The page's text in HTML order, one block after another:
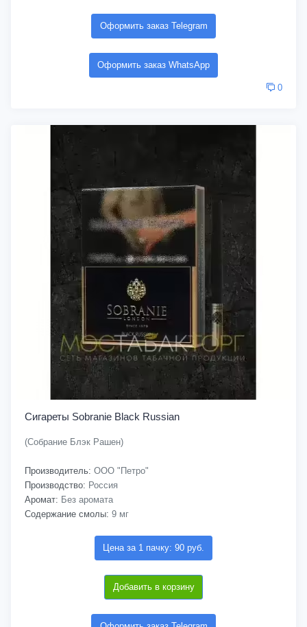
Оформить заказ Telegram
Оформить заказ WhatsApp
0
Сигареты Sobranie Black Russian
(Собрание Блэк Рашен)
Производитель: ООО "Петро"
Производство: Россия
Аромат: Без аромата
Содержание смолы: 9 мг
Цена за 1 пачку: 90 руб.
Добавить в корзину